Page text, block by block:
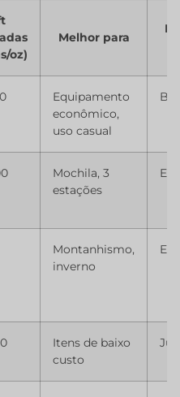
oz)
Melhor para
Equipamento
econômico,
uso casual
Mochila, 3
estações
Montanhismo,
inverno
Itens de baixo
custo